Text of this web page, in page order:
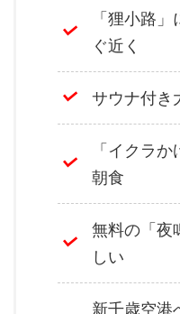
「狸小路
ぐ近く
サウナ付き
「イクラ
朝食
無料の「夜
しい
新千歳空港